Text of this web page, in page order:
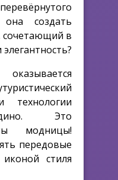
создать
сочетающий в
Это
модницы!
передовые
стиля